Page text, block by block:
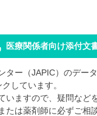
医療関係者向け添付文
ター（JAPIC）のデー
しています。
いますので、疑問など
たは薬剤師に必ずご相